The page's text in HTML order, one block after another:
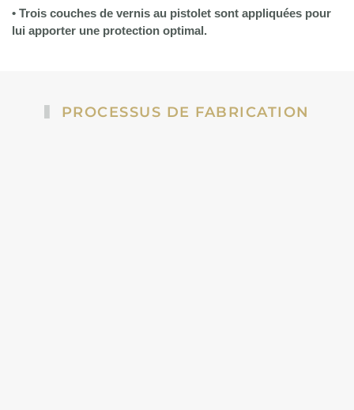
• Trois couches de vernis au pistolet sont appliquées pour
lui apporter une protection optimal.
PROCESSUS DE FABRICATION